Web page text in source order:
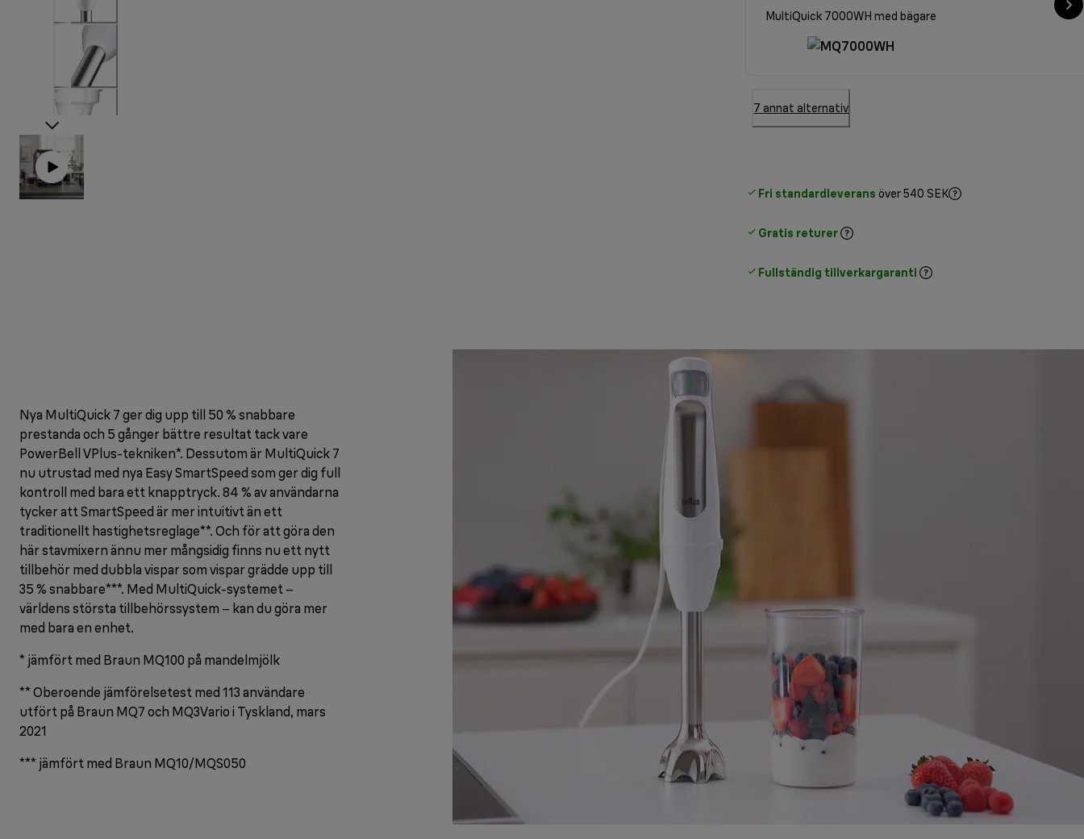
MultiQuick 7000WH med bägare
7 annat alternativ
Fri standardleverans över 540 SEK
Gratis returer
Fullständig tillverkargaranti
Nya MultiQuick 7 ger dig upp till 50 % snabbare
prestanda och 5 gånger bättre resultat tack vare
PowerBell VPlus-tekniken*. Dessutom är MultiQuick 7
nu utrustad med nya Easy SmartSpeed som ger dig full
kontroll med bara ett knapptryck. 84 % av användarna
tycker att SmartSpeed är mer intuitivt än ett
traditionellt hastighetsreglage**. Och för att göra den
här stavmixern ännu mer mångsidig finns nu ett nytt
tillbehör med dubbla vispar som vispar grädde upp till
35 % snabbare***. Med MultiQuick-systemet –
världens största tillbehörssystem – kan du göra mer
med bara en enhet.
* jämfört med Braun MQ100 på mandelmjölk
** Oberoende jämförelsetest med 113 användare
utfört på Braun MQ7 och MQ3Vario i Tyskland, mars
2021
*** jämfört med Braun MQ10/MQS050